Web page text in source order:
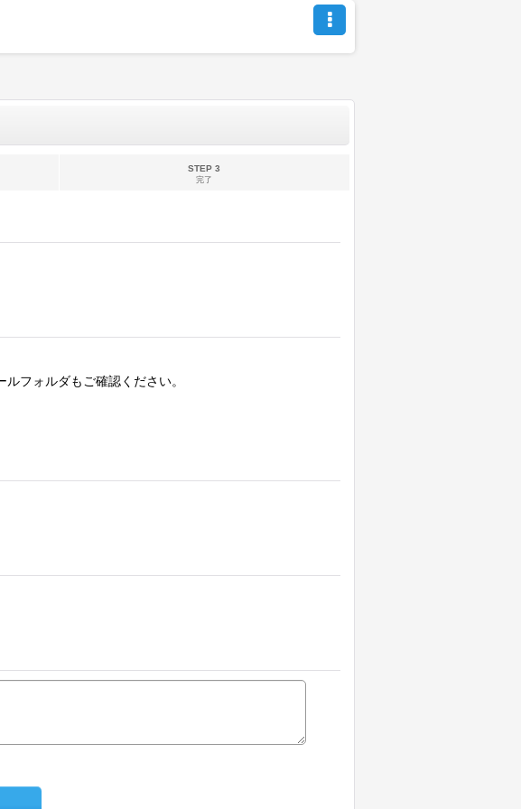
STEP 3
完了
フォルダもご確認ください。